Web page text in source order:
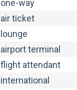
one-way
air ticket
lounge
airport terminal
flight attendant
international